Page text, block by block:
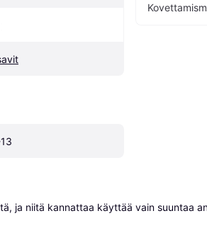
ja niitä kannattaa käyttää vain suuntaa